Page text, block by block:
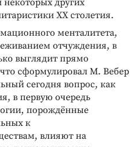
некоторых других
XX столетия.
менталитета,
отчуждения, в
выглядит прямо
сформулировал М. Вебер
сегодня вопрос, как
в первую очередь
порождённые
к
влияют на